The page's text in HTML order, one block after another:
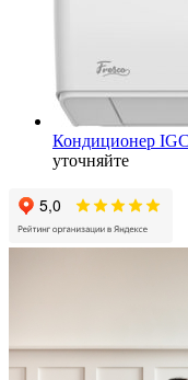
Кондиционер
уточняйте